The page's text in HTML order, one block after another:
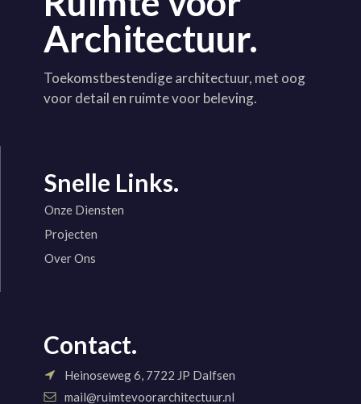
Architectuur.
Toekomstbestendige architectuur, met oog
voor detail en ruimte voor beleving.
Snelle Links.
Onze Diensten
Projecten
Over Ons
Contact.
Heinoseweg 6, 7722 JP Dalfsen
mail@ruimtevoorarchitectuur.nl